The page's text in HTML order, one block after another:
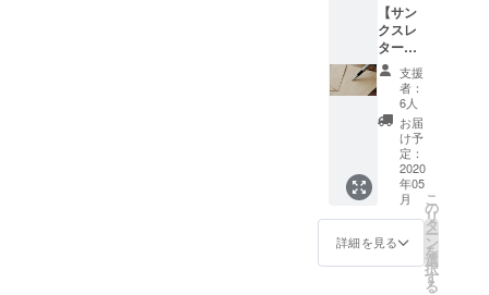
【サン
クスレ
ター
コー
ス】 拙
い手書
きとは
なりま
すが、
コタ
ローの
写真入
りの御
礼のお
ハガキ
を送ら
支援
者：
6人
お届
け予
定：
2020
年05
月
詳細を見る
こ
の
リ
タ
ー
ン
を
選
択
す
る